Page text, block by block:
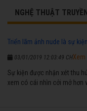
NGHỆ THUẬT
Triển lãm ảnh nude là sự
03/01/2019 12:03:49 CH
Sự kiện được nhận xét thu
xem có cái nhìn cởi mở hơn